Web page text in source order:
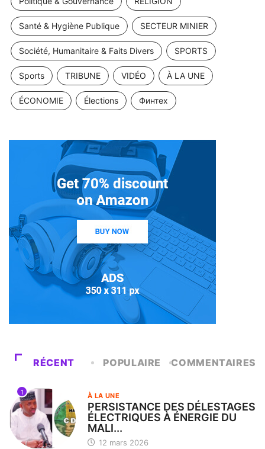
Santé & Hygiène Publique SECTEUR MINIER
Société, Humanitaire & Faits Divers SPORTS
Sports TRIBUNE VIDÉO À LA UNE
ÉCONOMIE Élections Финтех
RÉCENT POPULAIRE COMMENTAIRES
1 À LA UNE
PERSISTANCE DES DÉLESTAGES
ÉLECTRIQUES À ÉNERGIE DU
MALI...
12 mars 2026